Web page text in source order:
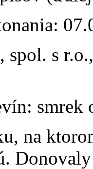
spol. s
na
Donovaly